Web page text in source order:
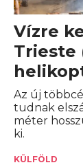
Vízre
Trieste
Az új
tudnak
méter
ki.
KÜLFÖLD